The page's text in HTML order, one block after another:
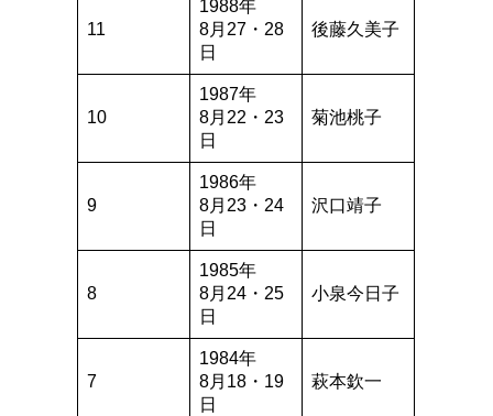
11
1988年
8月27・28
日
後藤久美子
10
1987年
8月22・23
日
菊池桃子
9
1986年
8月23・24
日
沢口靖子
8
1985年
8月24・25
日
小泉今日子
7
1984年
8月18・19
日
萩本欽一